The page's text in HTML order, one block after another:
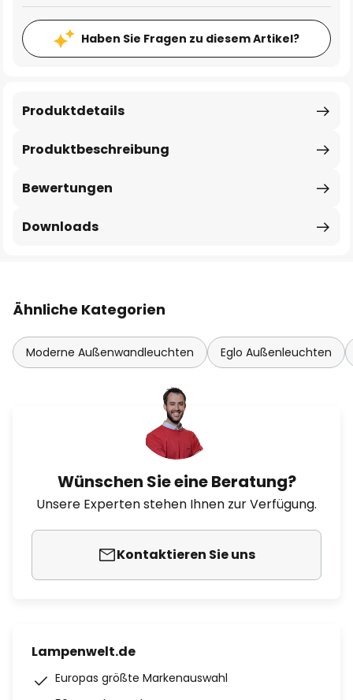
Haben Sie Fragen zu diesem Artikel?
Produktbeschreibung
Produktdetails
Bewertungen
Downloads
Ähnliche Kategorien
Moderne Außenwandleuchten Eglo Außenleuchten
Wünschen Sie eine Beratung?
Unsere Experten stehen Ihnen zur Verfügung.
Kontaktieren Sie uns
Lampenwelt.de
Europas größte Markenauswahl